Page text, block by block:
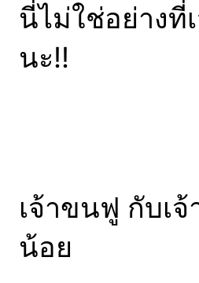
นี่ไม่ใช่อย่างที่
นะ!!
เจ้าขนฟู กับเ
น้อย